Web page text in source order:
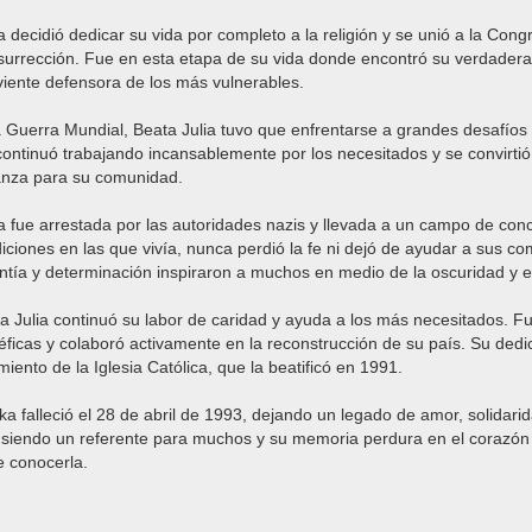
decidió dedicar su vida por completo a la religión y se unió a la
Fue en esta etapa de su vida donde encontró su
defensora de los más vulnerables.
Mundial, Beata Julia tuvo que enfrentarse a grandes desafíos
trabajando incansablemente por los necesitados y se
para su comunidad.
fue arrestada por las autoridades nazis y llevada a un campo de
en las que vivía, nunca perdió la fe ni dejó de ayudar a sus
y determinación inspiraron a muchos en medio de la oscuridad y
Julia continuó su labor de caridad y ayuda a los más necesitados.
y colaboró activamente en la reconstrucción de su país. Su
de la Iglesia Católica, que la beatificó en 1991.
falleció el 28 de abril de 1993, dejando un legado de amor,
un referente para muchos y su memoria perdura en el
conocerla.